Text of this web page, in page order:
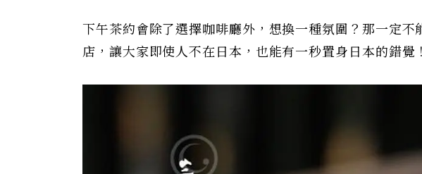
下午茶約會除了選擇咖啡廳外，想換一種氛圍？那一定
店，讓大家即使人不在日本，也能有一秒置身日本的錯覺！